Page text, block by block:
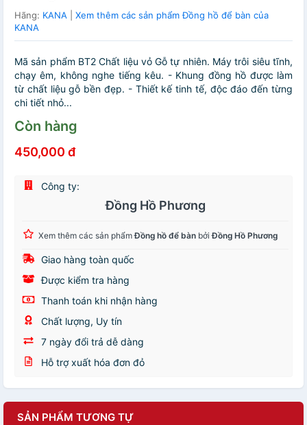
Hãng: KANA
Xem thêm các sản phẩm Đồng hồ để bàn của
KANA
Mã sản phẩm BT2 Chất liệu vỏ Gỗ tự nhiên. Máy trôi siêu tĩnh,
chạy êm, không nghe tiếng kêu. - Khung đồng hồ được làm
từ chất liệu gỗ bền đẹp. - Thiết kế tinh tế, độc đáo đến từng
chi tiết nhỏ...
Còn hàng
450,000 đ
Công ty:
Đồng Hồ Phương
Xem thêm các sản phẩmĐồng hồ để bàn bởiĐồng Hồ Phương
Giao hàng toàn quốc
Được kiểm tra hàng
Thanh toán khi nhận hàng
Chất lượng, Uy tín
7 ngày đổi trả dễ dàng
Hỗ trợ xuất hóa đơn đỏ
SẢN PHẨM TƯƠNG TỰ